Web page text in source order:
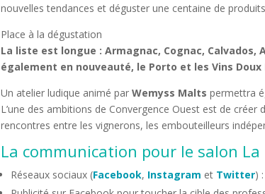
nouvelles tendances et déguster une centaine de
Place à la dégustation
La liste est longue : Armagnac, Cognac, Calvados,
également en nouveauté, le Porto et les Vins Doux
Un atelier ludique animé par Wemyss Malts permettra
L’une des ambitions de Convergence Ouest est de
rencontres entre les vignerons, les embouteilleurs
La communication pour le salon
Réseaux sociaux (Facebook, Instagram et Twitter)